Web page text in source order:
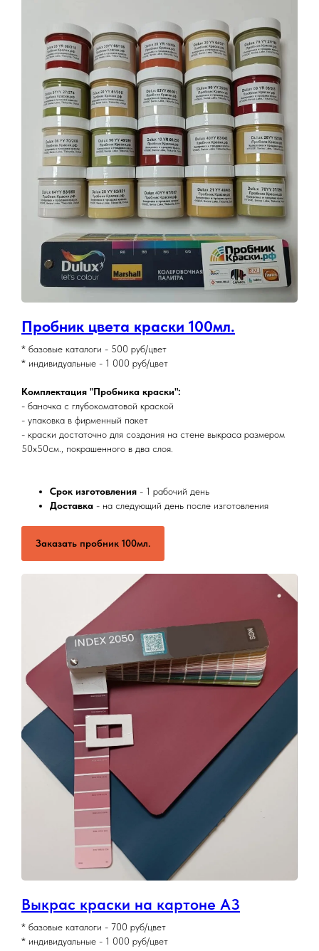
Пробник цвета краски 100мл.
* базовые каталоги - 500 руб/цвет
* индивидуальные - 1 000 руб/цвет
Комплектация "Пробника краски":
- баночка с глубокоматовой краской
- упаковка в фирменный пакет
- краски достаточно для создания на стене выкраса размером
50х50см., покрашенного в два слоя.
Срок изготовления - 1 рабочий день
Доставка - на следующий день после изготовления
Заказать пробник 100мл.
Выкрас краски на картоне А3
* базовые каталоги - 700 руб/цвет
* индивидуальные - 1 000 руб/цвет